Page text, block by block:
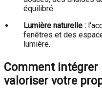
équilibré.
Lumière naturelle :
fenêtres et des
lumière.
Comment
valoriser votre